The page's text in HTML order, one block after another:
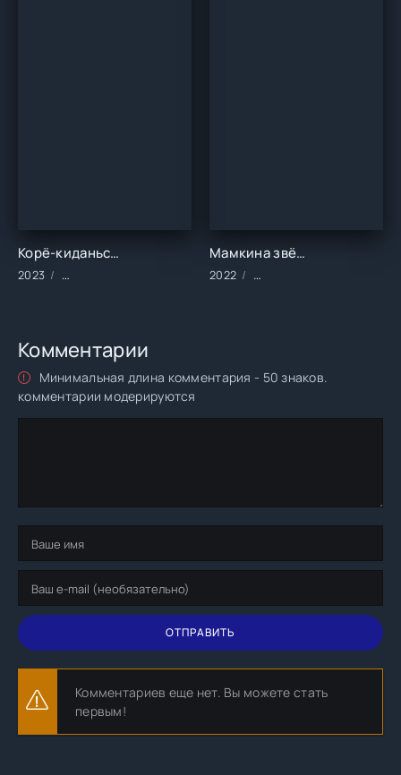
Корё-киданьские войны (2023)
2023 Сериалы/2023 год/Зарубежные/Военные/Драма/
Мамкина звёздочка (2022)
2022 Сериалы/2022 год/
Комментарии
Минимальная длина комментария - 50 знаков.
комментарии модерируются
ОТПРАВИТЬ
Комментариев еще нет. Вы можете стать
первым!